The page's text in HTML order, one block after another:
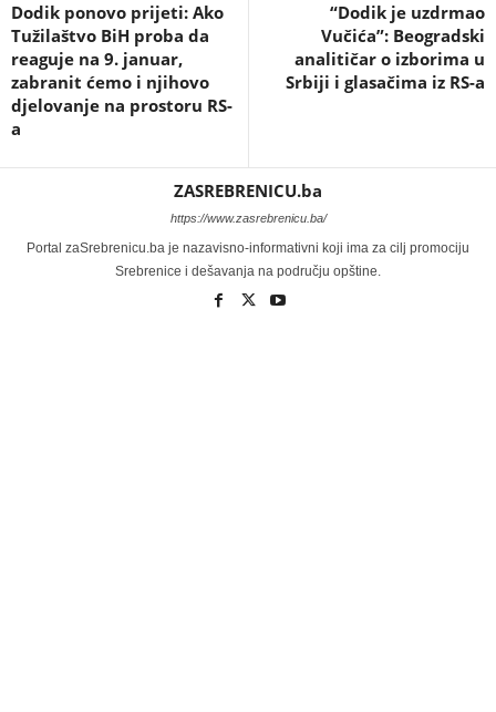
Dodik ponovo prijeti: Ako
Tužilaštvo BiH proba da
reaguje na 9. januar,
zabranit ćemo i njihovo
djelovanje na prostoru RS-
a
“Dodik je uzdrmao
Vučića”: Beogradski
analitičar o izborima u
Srbiji i glasačima iz RS-a
ZASREBRENICU.ba
https://www.zasrebrenicu.ba/
Portal zaSrebrenicu.ba je nazavisno-informativni koji ima za cilj promociju
Srebrenice i dešavanja na području opštine.